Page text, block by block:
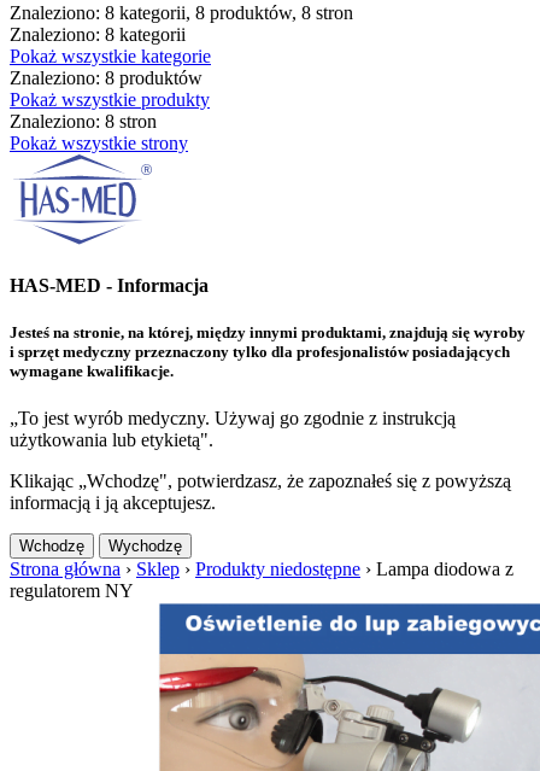
Znaleziono: 8 kategorii, 8 produktów, 8 stron
Znaleziono: 8 kategorii
Pokaż wszystkie kategorie
Znaleziono: 8 produktów
Pokaż wszystkie produkty
Znaleziono: 8 stron
Pokaż wszystkie strony
HAS-MED - Informacja
Jesteś na stronie, na której, między innymi produktami, znajdują się wyroby
i sprzęt medyczny przeznaczony tylko dla profesjonalistów posiadających
wymagane kwalifikacje.
„To jest wyrób medyczny. Używaj go zgodnie z instrukcją
użytkowania lub etykietą".
Klikając „Wchodzę", potwierdzasz, że zapoznałeś się z powyższą
informacją i ją akceptujesz.
Wchodzę Wychodzę
Strona główna › Sklep › Produkty niedostępne › Lampa diodowa z
regulatorem NY